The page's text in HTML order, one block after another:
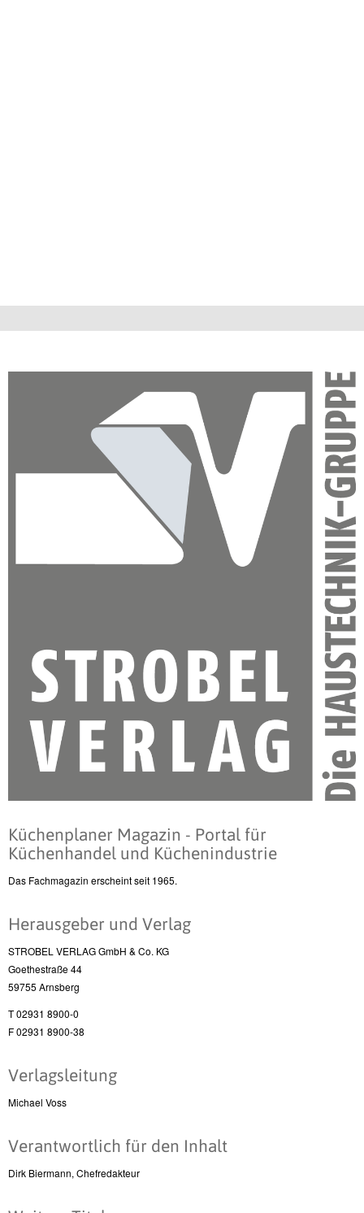
Küchenplaner Magazin - Portal für
Küchenhandel und Küchenindustrie
Das Fachmagazin erscheint seit 1965.
Herausgeber und Verlag
STROBEL VERLAG GmbH & Co. KG
Goethestraße 44
59755 Arnsberg
T 02931 8900-0
F 02931 8900-38
Verlagsleitung
Michael Voss
Verantwortlich für den Inhalt
Dirk Biermann, Chefredakteur